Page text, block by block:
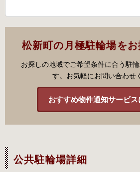
松新町の月極駐輪場をお
お探しの地域でご希望条件に合う駐
す。お気軽にお問い合わせ
おすすめ物件通知サービス
公共駐輪場詳細